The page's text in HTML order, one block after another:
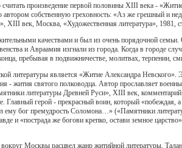
произведение первой половины ХIII века -
автором собственную греховность: «Аз же грешный и
ХIII век, Москва, «Художественная литература», 1981,
качествами и был из очень порядочной
и Авраамия изгнали из города. Когда в городе
пребывая в подвижничестве, молитвах, терпении,
литературы является «Житие Александра Невского».
- жития святого полководца. Автор прославляет
литературы Древней Руси», ХIII век,
Главный герой - прекрасный воин, который
ему бог премудрость Соломона…» («Памятники
и «пострада же богови крепко, остави земное
вокруг Москвы расцвел жанр житийной литературы.